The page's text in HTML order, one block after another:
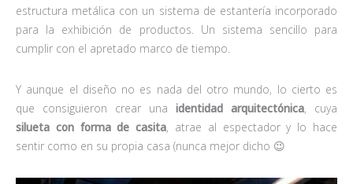
estructura metálica con un sistema de estantería incorporado
para la exhibición de productos. Un sistema sencillo para
cumplir con el apretado marco de tiempo.
Y aunque el diseño no es nada del otro mundo, lo cierto es
que consiguieron crear una identidad arquitectónica, cuya
silueta con forma de casita, atrae al espectador y lo hace
sentir como en su propia casa (nunca mejor dicho 😉